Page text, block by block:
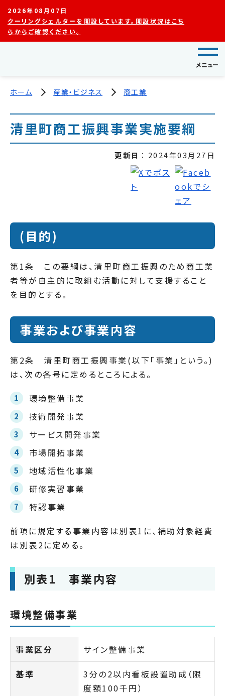
2026年08月07日
クーリングシェルターを開設しています。開設状況はこち
らからご確認ください。
メニュー
ホーム 産業・ビジネス 商工業
清里町商工振興事業実施要綱
更新日 2024年03月27日
(目的)
第1条 この要綱は、清里町商工振興のため商工業
者等が自主的に取組む活動に対して支援すること
を目的とする。
事業および事業内容
第2条 清里町商工振興事業(以下「事業」という。)
は、次の各号に定めるところによる。
環境整備事業
技術開発事業
サービス開発事業
市場開拓事業
地域活性化事業
研修実習事業
特認事業
前項に規定する事業内容は別表1に、補助対象経費
は別表2に定める。
別表1 事業内容
環境整備事業
事業区分 サイン整備事業
基準
3分の2以内看板設置助成（限
度額100千円）